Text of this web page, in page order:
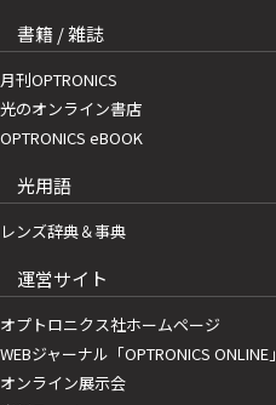
書籍 / 雑誌
月刊OPTRONICS
光のオンライン書店
OPTRONICS eBOOK
光用語
レンズ辞典＆事典
運営サイト
オプトロニクス社ホームページ
WEBジャーナル「OPTRONICS ONLINE」
オンライン展示会